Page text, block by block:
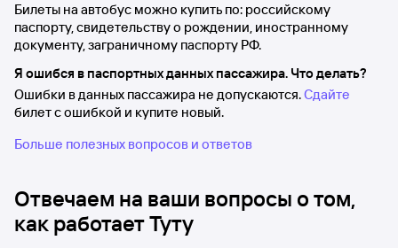
Билеты на автобус можно купить по: российскому
паспорту, свидетельству о рождении, иностранному
документу, заграничному паспорту РФ.
Я ошибся в паспортных данных пассажира. Что делать?
Ошибки в данных пассажира не допускаются.Сдайте
билет с ошибкой и купите новый.
Больше полезных вопросов и ответов
Отвечаем на ваши вопросы о том,
как работает Туту